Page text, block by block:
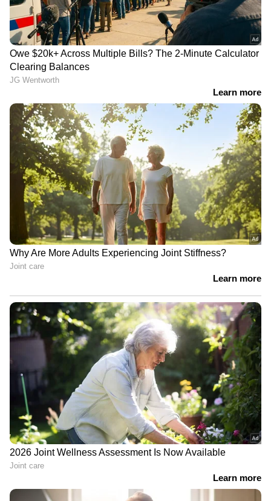
വാഹനങ്ങളോടി; പക്ഷെ
ദുരിതമൊഴിയാതെ കുട്ടനാട്ടിലെ
ജനജീവിതം | Alappzha | Rain
'അർജുൻ ആയങ്കിയെ നേരിൽ
കണ്ടിട്ടുകൂടിയില്ല, എന്നിട്ടും
Arjun Aayanki